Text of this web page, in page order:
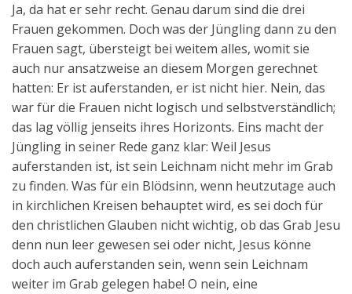
Ja, da hat er sehr recht. Genau darum sind die drei
Frauen gekommen. Doch was der Jüngling dann zu den
Frauen sagt, übersteigt bei weitem alles, womit sie
auch nur ansatzweise an diesem Morgen gerechnet
hatten: Er ist auferstanden, er ist nicht hier. Nein, das
war für die Frauen nicht logisch und selbstverständlich;
das lag völlig jenseits ihres Horizonts. Eins macht der
Jüngling in seiner Rede ganz klar: Weil Jesus
auferstanden ist, ist sein Leichnam nicht mehr im Grab
zu finden. Was für ein Blödsinn, wenn heutzutage auch
in kirchlichen Kreisen behauptet wird, es sei doch für
den christlichen Glauben nicht wichtig, ob das Grab Jesu
denn nun leer gewesen sei oder nicht, Jesus könne
doch auch auferstanden sein, wenn sein Leichnam
weiter im Grab gelegen habe! O nein, eine